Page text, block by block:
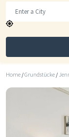
Home /Grundstücke /